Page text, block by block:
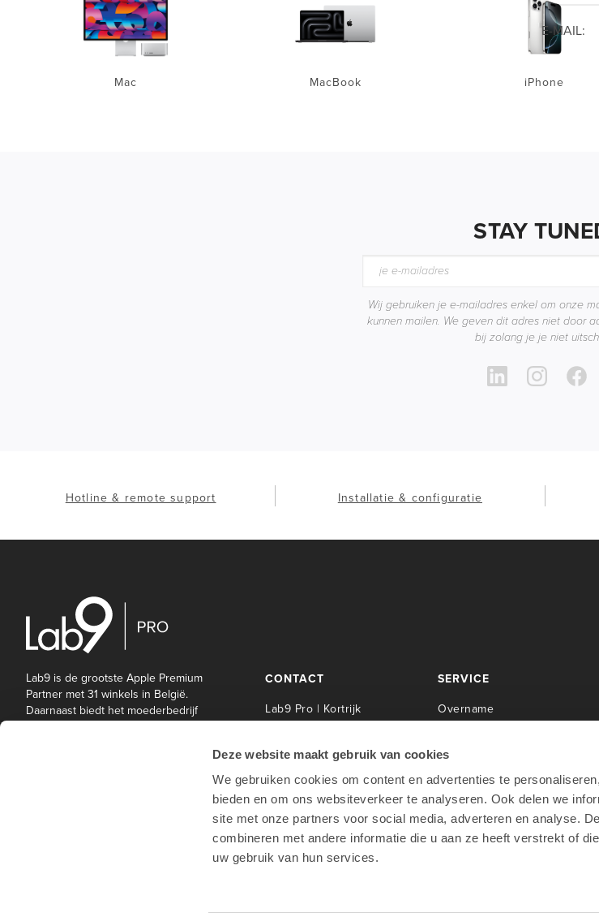
Deze website maakt gebruik van cookies
We gebruiken cookies om content en advertenties te
bieden en om ons websiteverkeer te analyseren. Ook delen we
site met onze partners voor social media, adverteren en analyse.
combineren met andere informatie die u aan ze heeft verstrekt of
uw gebruik van hun services.
E-MAIL:
Mac MacBook iPhone
STAY
Wij gebruiken je e-mailadres enkel om onze
kunnen mailen. We geven dit adres niet door
bij zolang je je niet
Hotline & remote support Installatie & configuratie
Lab9 is de grootste Apple Premium
Partner met 31 winkels in België.
Daarnaast biedt het moederbedrijf
CONTACT
Lab9 Pro | Kortrijk
| Kortrijk
Lab9 Pro | Antwerpen
Lab9 Pro | Waterloo
Lab9 winkels
SERVICE
Overname
Installaties
O
pleidingen
Apple Financial Services
Teamviewer